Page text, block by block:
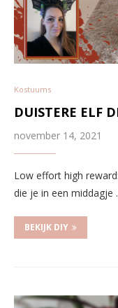
Kostuums
DUISTERE ELF
november 14, 2021
Low effort high
die je in een middagje
BEKIJK DIY